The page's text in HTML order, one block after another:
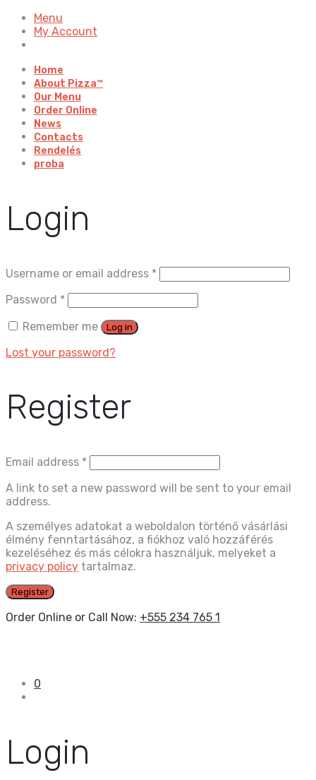
Menu
My Account
Home
About Pizza™
Our Menu
Order Online
News
Contacts
Rendelés
proba
Login
Username or email address *
Password *
Remember me
Log in
Lost your password?
Register
Email address *
A link to set a new password will be sent to your email
address.
A személyes adatokat a weboldalon történő vásárlási
élmény fenntartásához, a fiókhoz való hozzáférés
kezeléséhez és más célokra használjuk, melyeket a
privacy policy tartalmaz.
Register
Order Online or Call Now: +555 234 765 1
0
Login